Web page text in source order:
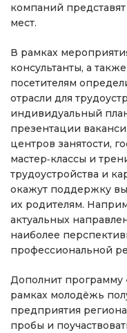
компаний
мест.
В рамках
консультанты, а
посетителям
отрасли для
индивидуальный
презентации
центров занятости,
мастер‑классы и
трудоустройства и
окажут поддержку
их родителям.
актуальных
наиболее
профессиональной
Дополнит программу
рамках молодёжь
предприятия
пробы и